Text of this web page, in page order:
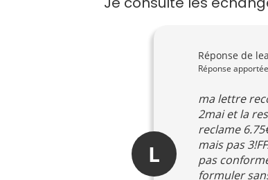
L
Réponse de lea
Réponse
ma lettre
2mai et la
reclame
mais pas
pas
formuler